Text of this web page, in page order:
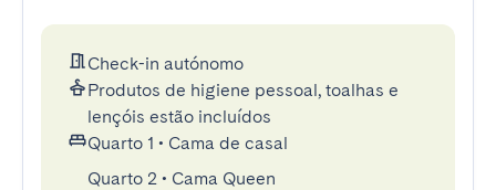
Check-in autónomo
Produtos de higiene pessoal, toalhas e
lençóis estão incluídos
Quarto 1 • Cama de casal
Quarto 2 • Cama Queen